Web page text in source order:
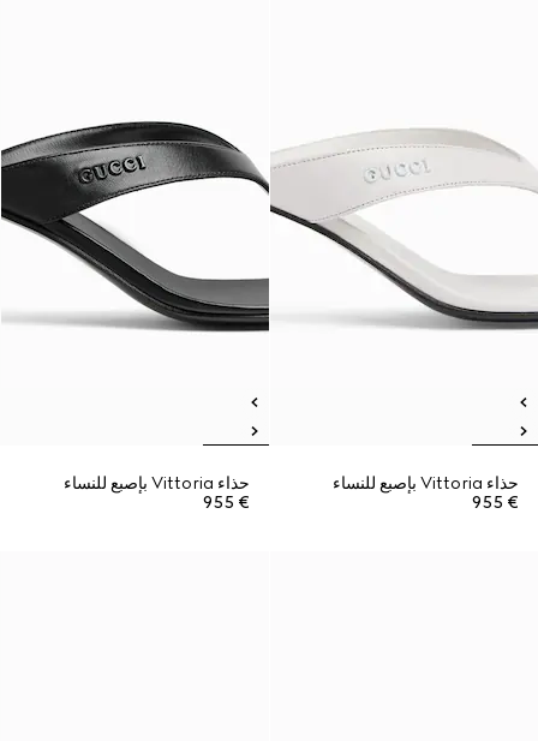
حذاء Vittoria بإصبع للنساء
€ 955
حذاء Vittoria بإصبع للنساء
€ 955